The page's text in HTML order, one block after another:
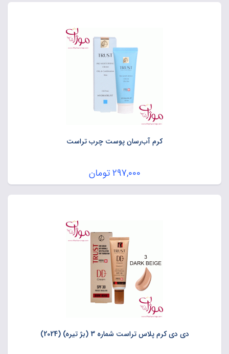
کرم آب‌رسان پوست چرب تراست
297,000تومان
دی دی کرم پلاس تراست شماره 3 (بژ تیره) (2024)